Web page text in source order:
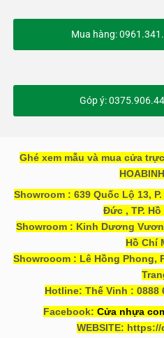
Mua hàng:
Góp ý:
Ghé xem mẫu và mua cửa
Showroom : 639 Quốc Lộ 13,
Đức , TP.
Showroom : Kinh Dương
Hồ Chí
Showrooom : Lê Hồng Phong,
Hotline: Thế Vinh : 0888
Facebook: Cửa nhựa
WEBSITE: